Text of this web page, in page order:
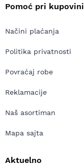
Pomoć pri kupovini
Načini plaćanja
Politika privatnosti
Povraćaj robe
Reklamacije
Naš asortiman
Mapa sajta
Aktuelno